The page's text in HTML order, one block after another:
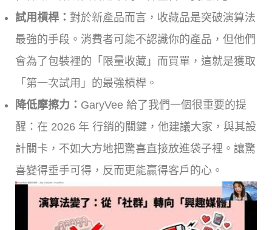
試用槓桿： 對於新產品而言，收藏品是突破演算法
最強的手段。消費者可能不認識你的產品，但他們
會為了包裝裡的「限量收藏」而買單，這就是獲取
「第一次試用」的最強槓桿。
降低摩擦力： GaryVee 給了我們一個很重要的提
醒：在 2026 年 行銷的關鍵，他建議大家，與其設
計關卡，不如大方地把驚喜直接放進袋子裡。讓驚
喜變得垂手可得，反而更能贏得客戶的心。